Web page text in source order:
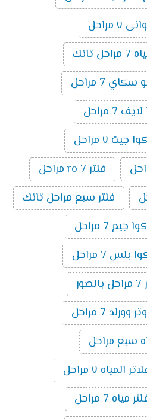
مراحل
7 مراحل
7 مراحل
٧ مراحل
فلتر ro 7 مراحل
فلتر سبع مراحل تانك
7 مراحل
7 مراحل
7 مراحل
سبع مراحل
٧ مراحل
7 مراحل